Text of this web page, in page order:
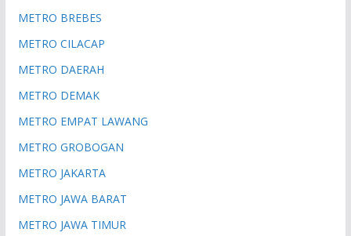
METRO BREBES
METRO CILACAP
METRO DAERAH
METRO DEMAK
METRO EMPAT LAWANG
METRO GROBOGAN
METRO JAKARTA
METRO JAWA BARAT
METRO JAWA TIMUR